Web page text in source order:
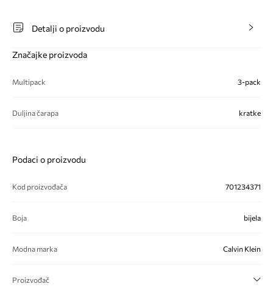
Detalji o proizvodu
Značajke proizvoda
Multipack 3-pack
Duljina čarapa kratke
Podaci o proizvodu
Kod proizvođača 701234371
Boja bijela
Modna marka Calvin Klein
Proizvođač